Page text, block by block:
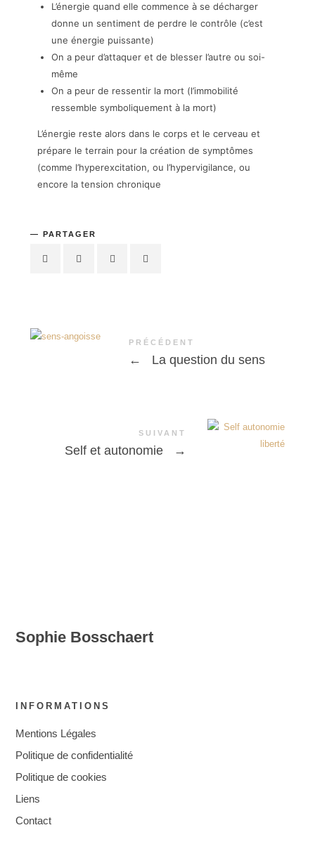
L’énergie quand elle commence à se décharger
donne un sentiment de perdre le contrôle (c’est
une énergie puissante)
On a peur d’attaquer et de blesser l’autre ou soi-
même
On a peur de ressentir la mort (l’immobilité
ressemble symboliquement à la mort)
L’énergie reste alors dans le corps et le cerveau et
prépare le terrain pour la création de symptômes
(comme l’hyperexcitation, ou l’hypervigilance, ou
encore la tension chronique
PARTAGER
PRÉCÉDENT
← La question du sens
SUIVANT
Self et autonomie →
Sophie Bosschaert
INFORMATIONS
Mentions Légales
Politique de confidentialité
Politique de cookies
Liens
Contact